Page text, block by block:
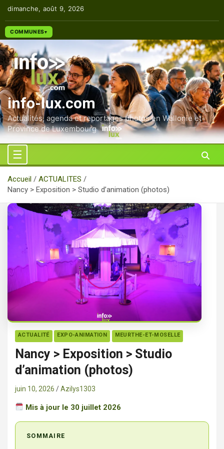
Aller
contenu
dimanche, août 9, 2026
COMMUNES
info-lux.com
Actualités, agenda et reportages photos en Wallonie et
Province de Luxembourg
Accueil
ACTUALITES
Nancy > Exposition > Studio d’animation (photos)
ACTUALITÉ EXPO-ANIMATION MEURTHE-ET-MOSELLE
Nancy > Exposition > Studio
d’animation (photos)
juin 10, 2026 Azilys1303
Mis à jour le 30 juillet 2026
SOMMAIRE